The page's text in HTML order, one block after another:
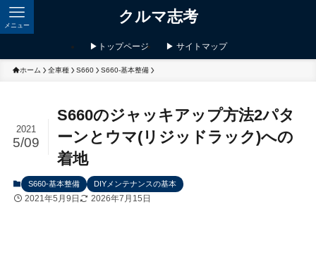
クルマ志考
メニュー
▶トップページ ▶ サイトマップ
ホーム 全車種 S660 S660-基本整備
S660のジャッキアップ方法2パタ
ーンとウマ(リジッドラック)への
着地
2021
5/09
S660-基本整備 DIYメンテナンスの基本
2021年5月9日 2026年7月15日